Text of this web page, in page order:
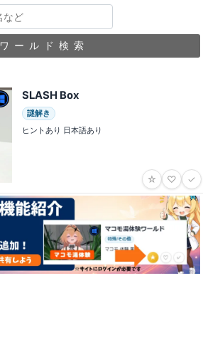
ワールド検索
SLASH Box
謎解き
ヒントあり 日本語あり
☆ ♡ ✓